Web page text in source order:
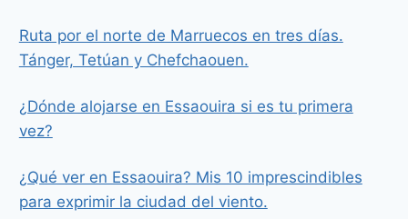
Ruta por el norte de Marruecos en tres días.
Tánger, Tetúan y Chefchaouen.
¿Dónde alojarse en Essaouira si es tu primera
vez?
¿Qué ver en Essaouira? Mis 10 imprescindibles
para exprimir la ciudad del viento.